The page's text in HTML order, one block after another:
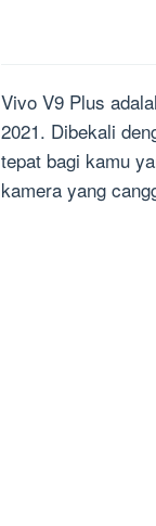
Vivo V9 Plus
2021. Dibekali
tepat bagi kamu
kamera yang